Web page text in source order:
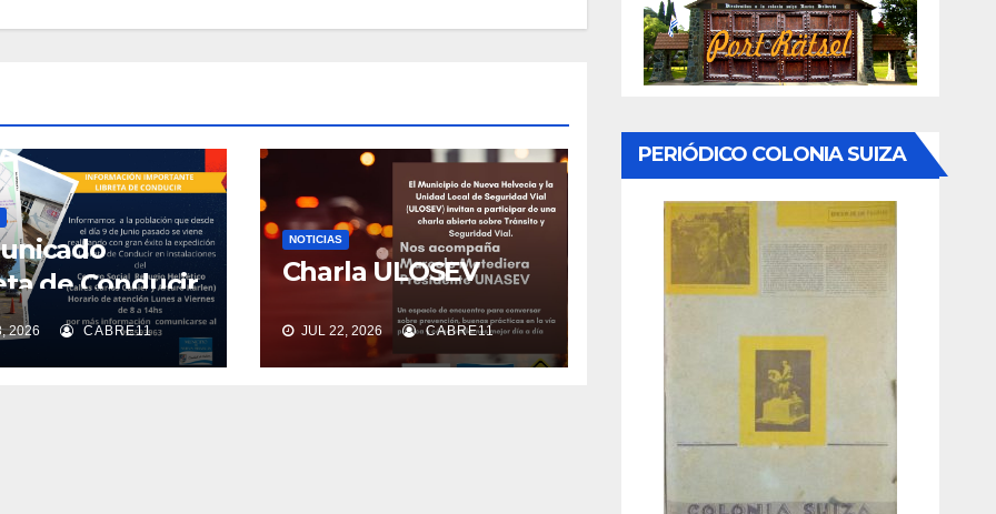
de Conducir
2026 CABRE11
NOTICIAS
Charla ULOSEV
JUL 22, 2026 CABRE11
PERIÓDICO COLONIA SUIZA